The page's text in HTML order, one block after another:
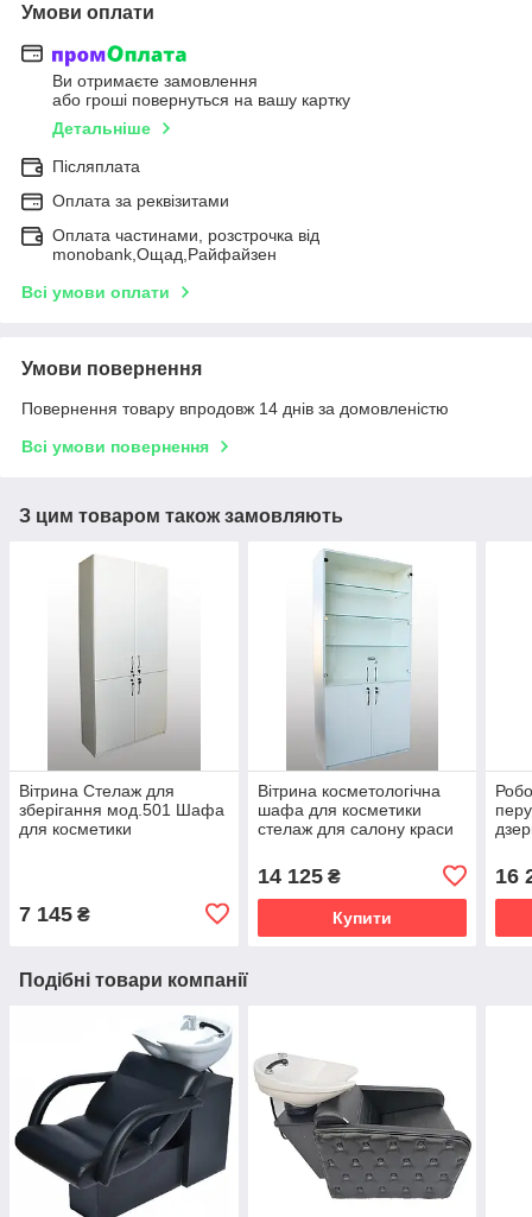
Умови оплати
Ви отримаєте замовлення
або гроші повернуться на вашу картку
Детальніше
Післяплата
Оплата за реквізитами
Оплата частинами, розстрочка від
monobank,Ощад,Райфайзен
Всі умови оплати
Умови повернення
Повернення товару впродовж 14 днів за домовленістю
Всі умови повернення
З цим товаром також замовляють
Вітрина Стелаж для
зберігання мод.501 Шафа
для косметики
7 145 ₴
Вітрина косметологічна
шафа для косметики
стелаж для салону краси
14 125₴
Купити
16
Подібні товари компанії